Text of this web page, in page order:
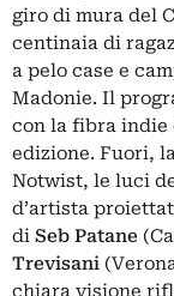
giro di mura del
centinaia di
a pelo case e
Madonie. Il
con la fibra indie
edizione. Fuori,
Notwist, le luci
d’artista
di Seb Patane
Trevisani
chiara visione